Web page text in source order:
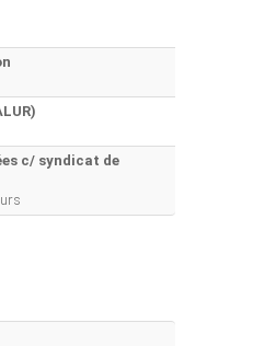
c/ syndicat de